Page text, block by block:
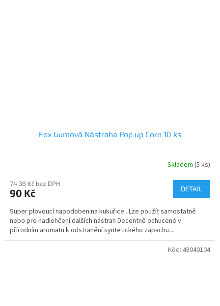
Fox Gumová Nástraha Pop up Corn 10 ks
Skladem (5 ks)
74,38 Kč bez DPH
90 Kč DETAIL
Super plovoucí napodobenina kukuřice . Lze použít samostatně
nebo pro nadlehčení dalších nástrah Decentně ochucené v
přírodním aromatu k odstranění syntetického zápachu...
Kód: 48040104